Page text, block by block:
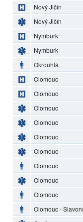
Nový Jičín
Nový Jičín
Nymburk
Nymburk
Okrouhlá
Olomouc
Olomouc
Olomouc
Olomouc
Olomouc
Olomouc
Olomouc
Olomouc
Olomouc
Olomouc -